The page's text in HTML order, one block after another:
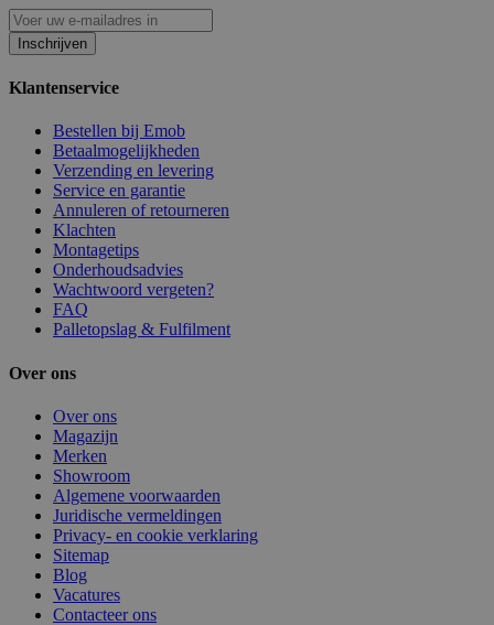
Inschrijven
Klantenservice
Bestellen bij Emob
Betaalmogelijkheden
Verzending en levering
Service en garantie
Annuleren of retourneren
Klachten
Montagetips
Onderhoudsadvies
Wachtwoord vergeten?
FAQ
Palletopslag & Fulfilment
Over ons
Over ons
Magazijn
Merken
Showroom
Algemene voorwaarden
Juridische vermeldingen
Privacy- en cookie verklaring
Sitemap
Blog
Vacatures
Contacteer ons